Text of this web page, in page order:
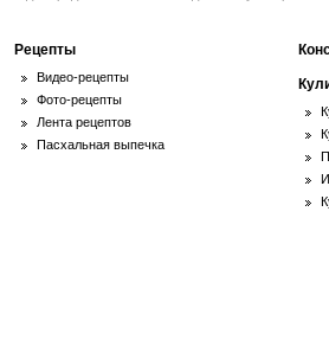
Рецепты
Видео-рецепты
Фото-рецепты
Лента рецептов
Пасхальная выпечка